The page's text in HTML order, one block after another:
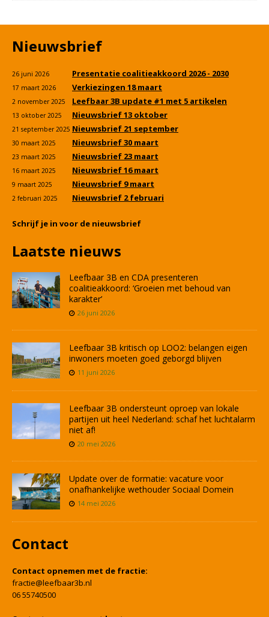
Nieuwsbrief
26 juni 2026 Presentatie coalitieakkoord 2026 - 2030
17 maart 2026 Verkiezingen 18 maart
2 november 2025 Leefbaar 3B update #1 met 5 artikelen
13 oktober 2025 Nieuwsbrief 13 oktober
21 september 2025 Nieuwsbrief 21 september
30 maart 2025 Nieuwsbrief 30 maart
23 maart 2025 Nieuwsbrief 23 maart
16 maart 2025 Nieuwsbrief 16 maart
9 maart 2025 Nieuwsbrief 9 maart
2 februari 2025 Nieuwsbrief 2 februari
Schrijf je in voor de nieuwsbrief
Laatste nieuws
Leefbaar 3B en CDA presenteren
coalitieakkoord: ‘Groeien met behoud van
karakter’
26 juni 2026
Leefbaar 3B kritisch op LOO2: belangen eigen
inwoners moeten goed geborgd blijven
11 juni 2026
Leefbaar 3B ondersteunt oproep van lokale
partijen uit heel Nederland: schaf het luchtalarm
niet af!
20 mei 2026
Update over de formatie: vacature voor
onafhankelijke wethouder Sociaal Domein
14 mei 2026
Contact
Contact opnemen met de fractie:
fractie@leefbaar3b.nl
06 55740500